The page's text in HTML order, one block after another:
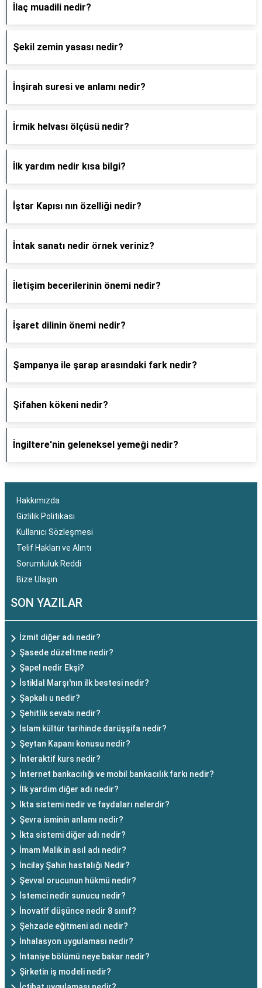
İlaç muadili nedir?
Şekil zemin yasası nedir?
İnşirah suresi ve anlamı nedir?
İrmik helvası ölçüsü nedir?
İlk yardım nedir kısa bilgi?
İştar Kapısı nın özelliği nedir?
İntak sanatı nedir örnek veriniz?
İletişim becerilerinin önemi nedir?
İşaret dilinin önemi nedir?
Şampanya ile şarap arasındaki fark nedir?
Şifahen kökeni nedir?
İngiltere'nin geleneksel yemeği nedir?
Hakkımızda
Gizlilik Politikası
Kullanıcı Sözleşmesi
Telif Hakları ve Alıntı
Sorumluluk Reddi
Bize Ulaşın
SON YAZILAR
İzmit diğer adı nedir?
Şasede düzeltme nedir?
Şapel nedir Ekşi?
İstiklal Marşı'nın ilk bestesi nedir?
Şapkalı u nedir?
Şehitlik sevabı nedir?
İslam kültür tarihinde darüşşifa nedir?
Şeytan Kapanı konusu nedir?
İnteraktif kurs nedir?
İnternet bankacılığı ve mobil bankacılık farkı nedir?
İlk yardım diğer adı nedir?
İkta sistemi nedir ve faydaları nelerdir?
Şevra isminin anlamı nedir?
İkta sistemi diğer adı nedir?
İmam Malik in asıl adı nedir?
İncilay Şahin hastalığı Nedir?
Şevval orucunun hükmü nedir?
İstemci nedir sunucu nedir?
İnovatif düşünce nedir 8 sınıf?
Şehzade eğitmeni adı nedir?
İnhalasyon uygulaması nedir?
İntaniye bölümü neye bakar nedir?
Şirketin iş modeli nedir?